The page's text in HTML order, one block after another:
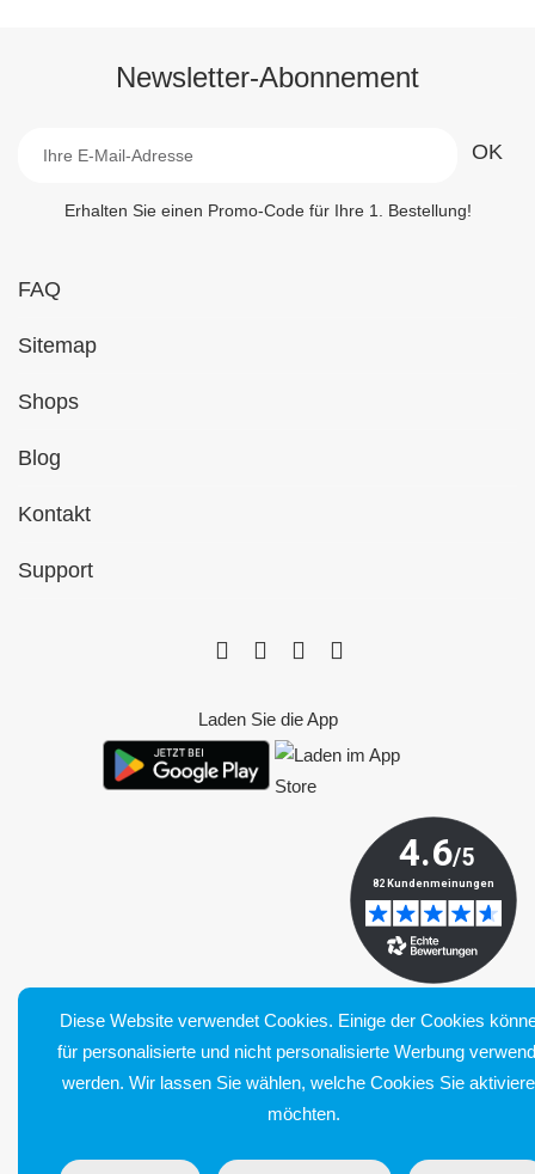
Newsletter-Abonnement
Erhalten Sie einen Promo-Code für Ihre 1. Bestellung!
FAQ
Sitemap
Shops
Blog
Kontakt
Support
Laden Sie die App
Bluetens. Tous droits réservés
Allgemeine Verkaufsbedingungen
Lieferung und Rücksendung
Diese Website verwendet Cookies. Einige der Cookies
für personalisierte und nicht personalisierte Werbung
werden. Wir lassen Sie wählen, welche Cookies Sie
möchten.